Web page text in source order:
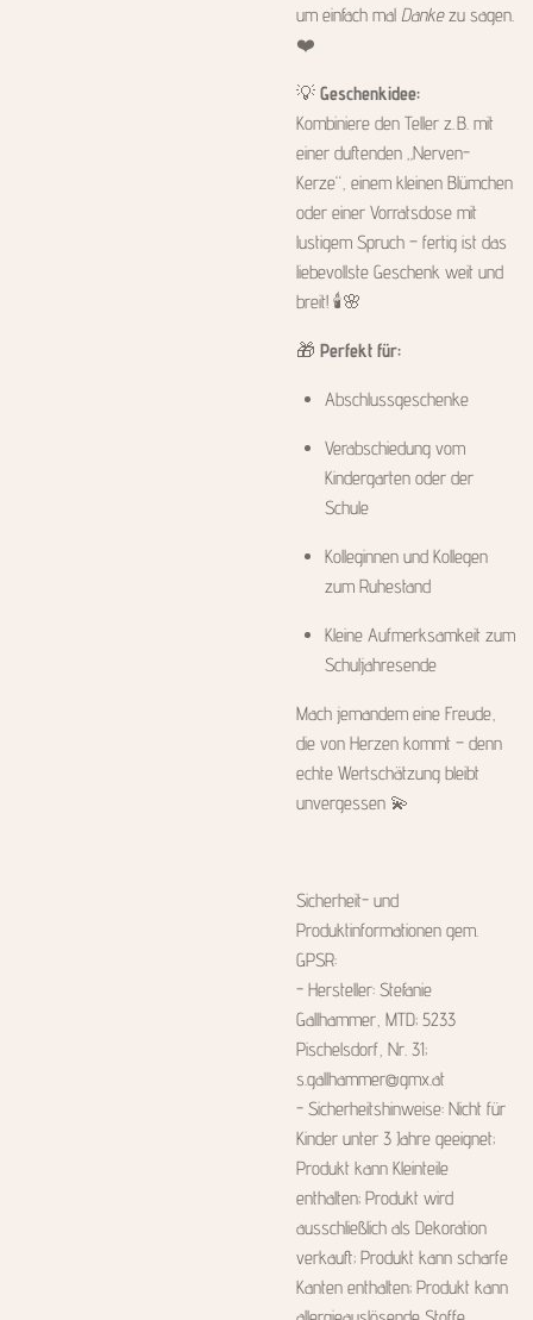
um einfach mal Dankezu sagen.
❤️
💡 Geschenkidee:
Kombiniere den Teller z. B. mit
einer duftenden „Nerven-
Kerze“, einem kleinen Blümchen
oder einer Vorratsdose mit
lustigem Spruch – fertig ist das
liebevollste Geschenk weit und
breit! 🕯️🌸
🎁 Perfekt für:
Abschlussgeschenke
Verabschiedung vom
Kindergarten oder der
Schule
Kolleginnen und Kollegen
zum Ruhestand
Kleine Aufmerksamkeit zum
Schuljahresende
Mach jemandem eine Freude,
die von Herzen kommt – denn
echte Wertschätzung bleibt
unvergessen 💫
Sicherheit- und
Produktinformationen gem.
GPSR:
- Hersteller: Stefanie
Gallhammer, MTD; 5233
Pischelsdorf, Nr. 31;
s.gallhammer@gmx.at
- Sicherheitshinweise: Nicht für
Kinder unter 3 Jahre geeignet;
Produkt kann Kleinteile
enthalten; Produkt wird
ausschließlich als Dekoration
verkauft; Produkt kann scharfe
Kanten enthalten; Produkt kann